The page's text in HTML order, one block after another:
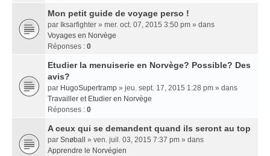
Mon petit guide de voyage perso !
par Iksarfighter » mer. oct. 07, 2015 3:50 pm » dans
Voyages en Norvège
Réponses : 0
Etudier la menuiserie en Norvège? Possible? Des
avis?
par HugoSupertramp » jeu. sept. 17, 2015 1:28 pm » dans
Travailler et Etudier en Norvège
Réponses : 0
A ceux qui se demandent quand ils seront au top
par Snøball
» ven. juil. 03, 2015 7:37 pm » dans
Apprendre le Norvégien